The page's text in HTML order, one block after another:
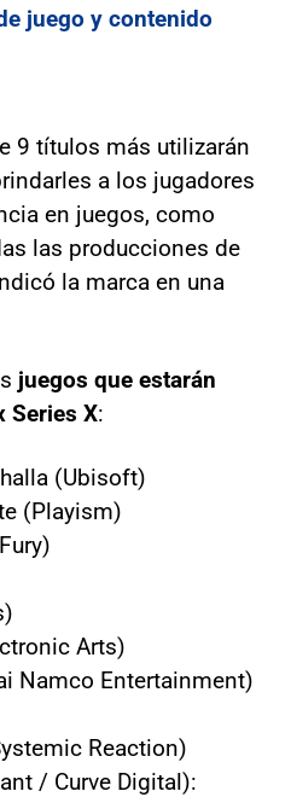
juego y contenido
9 títulos más utilizarán
a los jugadores
en juegos, como
las producciones de
la marca en una
juegos que estarán
Series X:
(Ubisoft)
(Playism)
Arts)
Namco Entertainment)
Reaction)
/ Curve Digital):